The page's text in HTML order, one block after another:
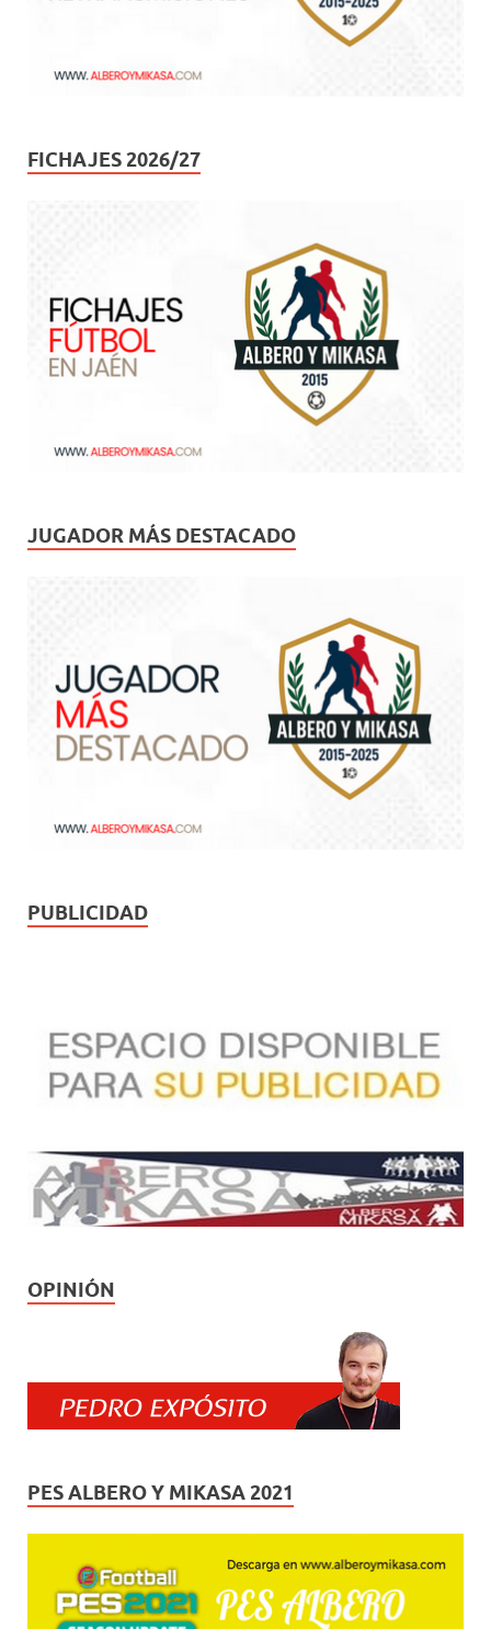
FICHAJES 2026/27
JUGADOR MÁS DESTACADO
PUBLICIDAD
OPINIÓN
PES ALBERO Y MIKASA 2021